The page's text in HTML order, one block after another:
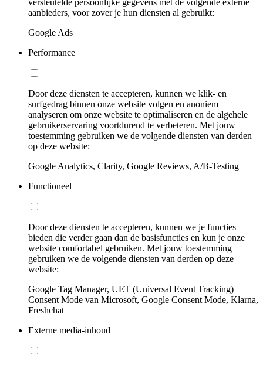
aanbieders, voor zover je hun diensten al gebruikt:
Google Ads
Performance
Door deze diensten te accepteren, kunnen we klik- en
surfgedrag binnen onze website volgen en anoniem
analyseren om onze website te optimaliseren en de algehele
gebruikerservaring voortdurend te verbeteren. Met jouw
toestemming gebruiken we de volgende diensten van derden
op deze website:
Google Analytics, Clarity, Google Reviews, A/B-Testing
Functioneel
Door deze diensten te accepteren, kunnen we je functies
bieden die verder gaan dan de basisfuncties en kun je onze
website comfortabel gebruiken. Met jouw toestemming
gebruiken we de volgende diensten van derden op deze
website:
Google Tag Manager, UET (Universal Event Tracking)
Consent Mode van Microsoft, Google Consent Mode, Klarna,
Freshchat
Externe media-inhoud